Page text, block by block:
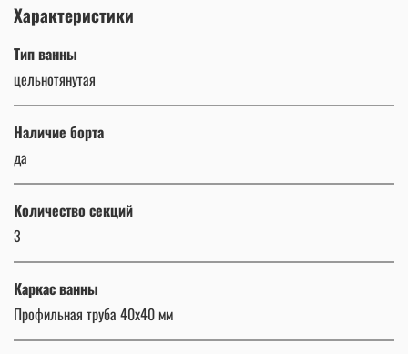
Характеристики
Тип ванны
цельнотянутая
Наличие борта
да
Количество секций
3
Каркас ванны
Профильная труба 40х40 мм